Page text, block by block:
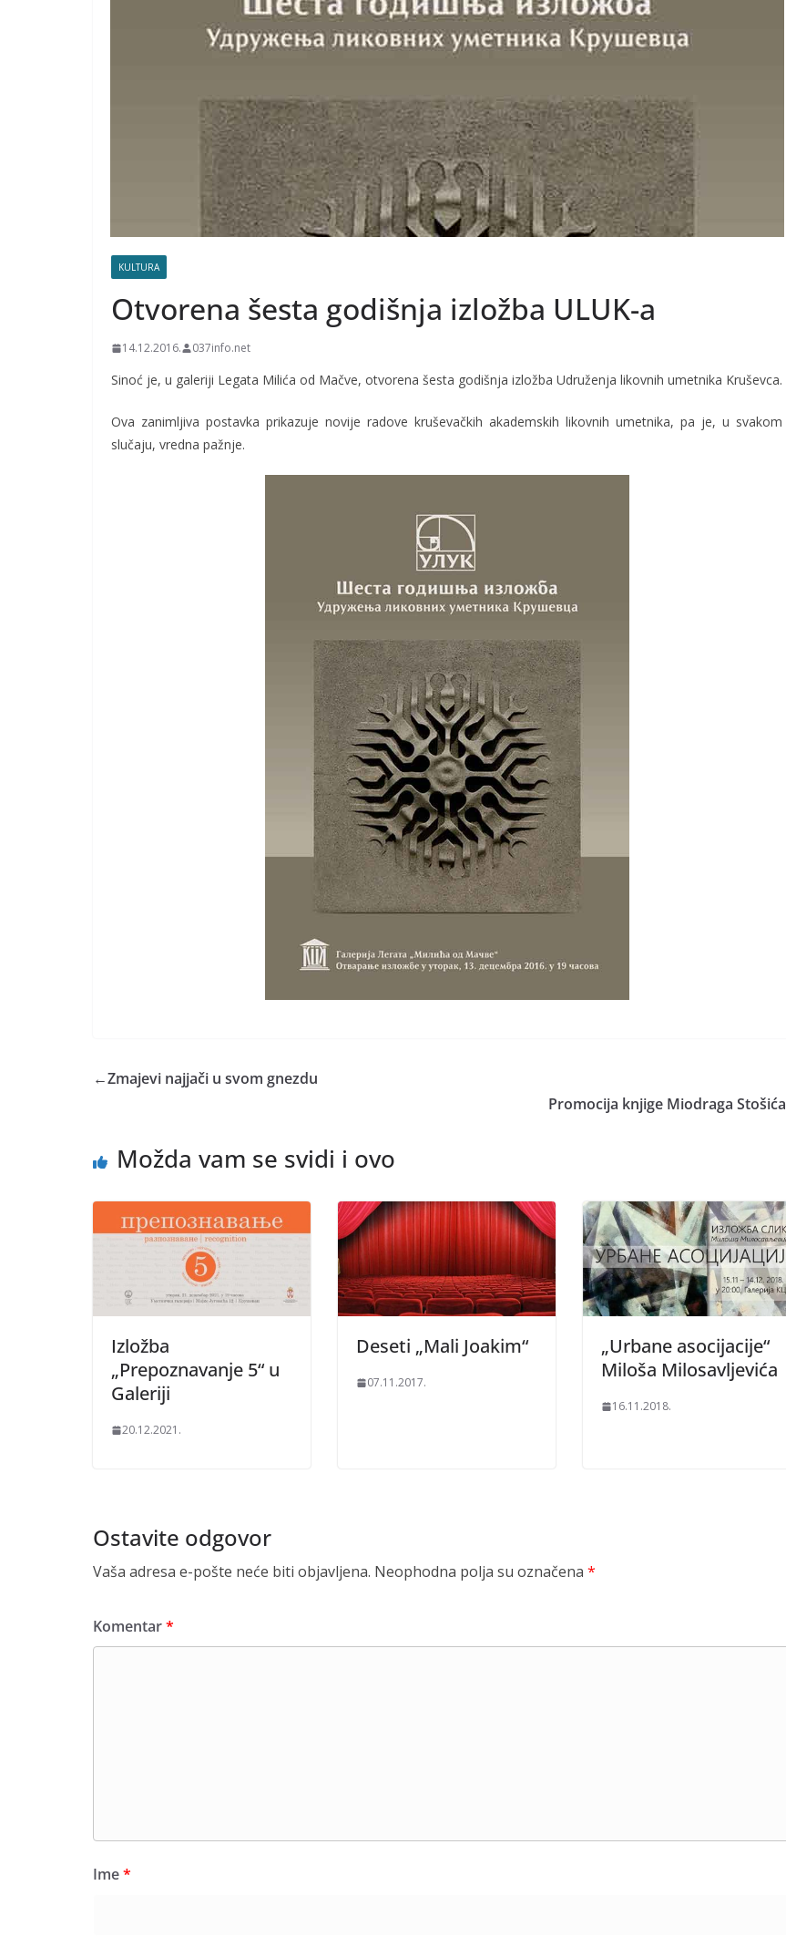
KULTURA
Otvorena šesta godišnja izložba ULUK-a
14.12.2016. 037info.net
Sinoć je, u galeriji Legata Milića od Mačve, otvorena šesta godišnja izložba Udruženja likovnih umetnika Kruševca.
Ova zanimljiva postavka prikazuje novije radove kruševačkih akademskih likovnih umetnika, pa je, u svakom
slučaju, vredna pažnje.
←Zmajevi najjači u svom gnezdu
Promocija knjige Miodraga Stošića
Možda vam se svidi i ovo
Izložba
„Prepoznavanje 5“ u
Galeriji
20.12.2021.
Deseti „Mali Joakim“
07.11.2017.
„Urbane asocijacije“
Miloša Milosavljevića
16.11.2018.
Ostavite odgovor
Vaša adresa e-pošte neće biti objavljena. Neophodna polja su označena *
Komentar*
Ime*